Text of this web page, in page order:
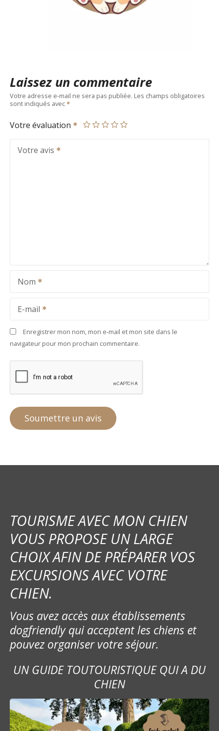
Laissez un commentaire
Votre adresse e-mail ne sera pas publiée. Les champs obligatoires
sont indiqués avec
Votre évaluation
Votre avis
Nom
E-mail
Enregistrer mon nom, mon e-mail et mon site dans le
navigateur pour mon prochain commentaire.
TOURISME AVEC MON CHIEN
VOUS PROPOSE UN LARGE
CHOIX AFIN DE PRÉPARER VOS
EXCURSIONS AVEC VOTRE
CHIEN.
Vous avez accès aux établissements
dogfriendly qui acceptent les chiens et
pouvez organiser votre séjour.
UN GUIDE TOUTOURISTIQUE QUI A DU
CHIEN